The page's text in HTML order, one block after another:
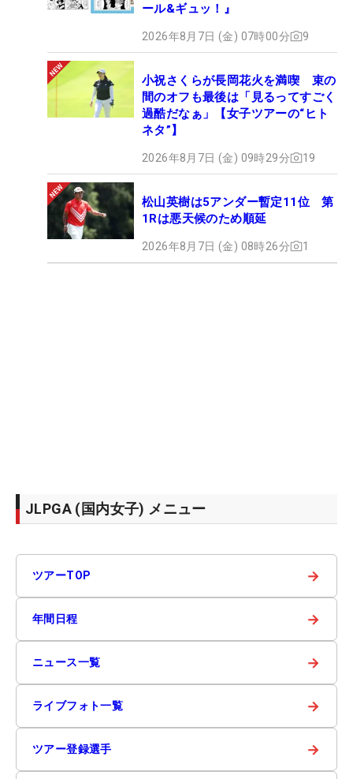
ール&ギュッ！』
2026年8月7日 (金) 07時00分 9
小祝さくらが長岡花火を満喫 束の
間のオフも最後は「見るってすごく
過酷だなぁ」【女子ツアーの“ヒト
ネタ”】
2026年8月7日 (金) 09時29分 19
松山英樹は5アンダー暫定11位 第
1Rは悪天候のため順延
2026年8月7日 (金) 08時26分 1
JLPGA (国内女子) メニュー
ツアーTOP →
年間日程 →
ニュース一覧 →
ライブフォト一覧 →
ツアー登録選手 →